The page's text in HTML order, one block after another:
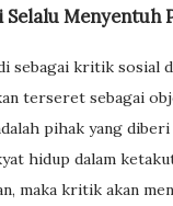
Selalu Menyentuh
sebagai kritik sosial
terseret sebagai
pihak yang
hidup dalam
maka kritik akan